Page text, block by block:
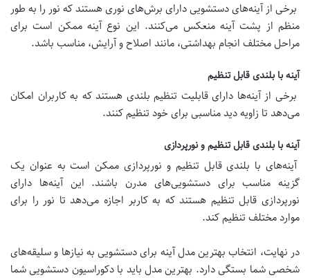
برخی از آینه‌های دستشویی دارای برش‌های نوری هستند که نور را به طور
منظم از پشت آینه منعکس می‌کنند. این نوع آینه ممکن است برای
مراحل مختلف انجام بهداشتی، مانند اصلاح و آرایش، مناسب باشد.
آینه با بلندی قابل تنظیم
برخی از آینه‌ها دارای قابلیت تنظیم بلندی هستند که به کاربران امکان
می‌دهد تا زاویه دید مناسبی برای خود تنظیم کنند.
آینه با بلندی قابل تنظیم و نورپردازی
آینه‌های با بلندی قابل تنظیم و نورپردازی ممکن است به عنوان یک
گزینه مناسب برای دستشویی‌های مدرن باشند. این آینه‌ها دارای
نورپردازی قابل تنظیم هستند که به کاربر اجازه می‌دهد تا نور را برای
موارد مختلف تنظیم کند.
در نهایت، انتخاب بهترین مدل آینه برای دستشویی به نیازها و سلیقه‌های
شخصی شما بستگی دارد. بهترین مدل باید با دکوراسیون دستشویی شما